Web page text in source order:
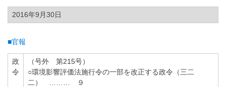
2016年9月30日
■官報
政
令
（号外 第215号）
○環境影響評価法施行令の一部を改正する政令（三二
二） ……… ９